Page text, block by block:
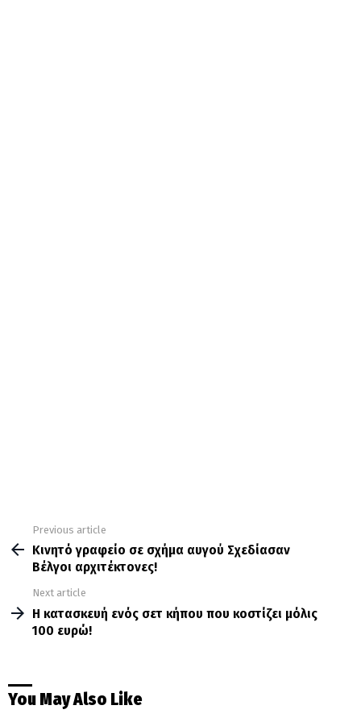
more
Previous article
Κινητό γραφείο σε σχήμα αυγού Σχεδίασαν
Βέλγοι αρχιτέκτονες!
Next article
Η κατασκευή ενός σετ κήπου που κοστίζει μόλις
100 ευρώ!
You May Also Like